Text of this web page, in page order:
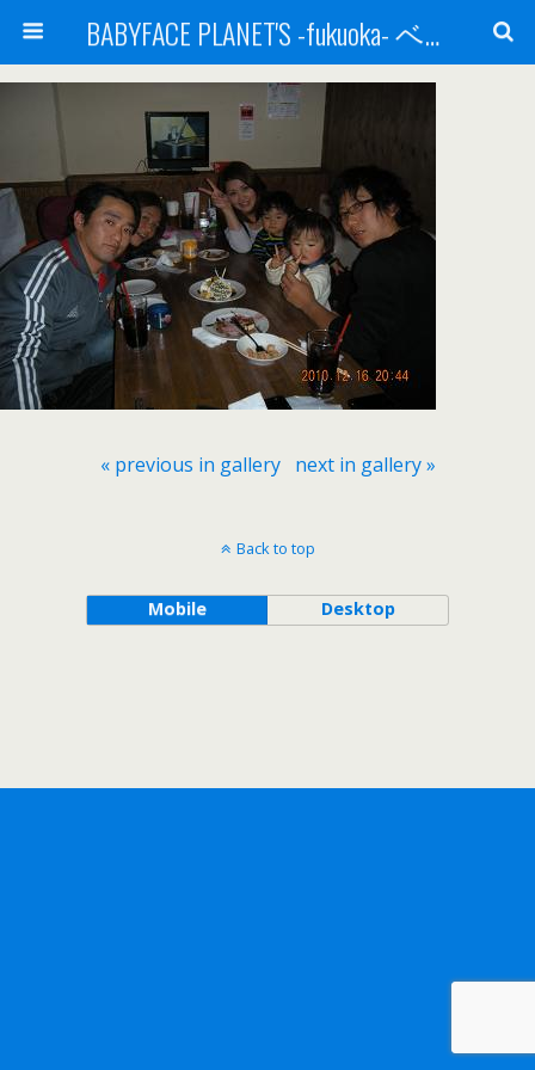
BABYFACE PLANET'S -fukuoka- ベビーフェイスプラネッツ 福岡(ベビフェ福岡)
« previous in gallery next in gallery »
Back to top
Mobile Desktop